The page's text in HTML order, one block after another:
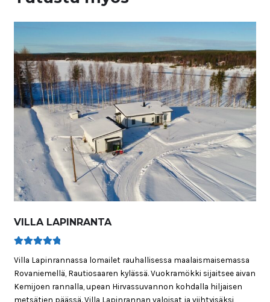
VILLA LAPINRANTA
tuotteesta:
5.00/ 5
Villa Lapinrannassa lomailet rauhallisessa maalaismaisemassa
Rovaniemellä, Rautiosaaren kylässä. Vuokramökki sijaitsee aivan
Kemijoen rannalla, upean Hirvassuvannon kohdalla hiljaisen
metsätien päässä. Villa Lapinrannan valoisat ja viihtyisäksi